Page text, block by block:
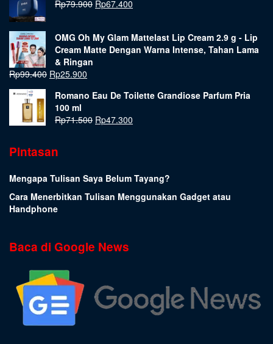
Rp79.900 Rp67.400
OMG Oh My Glam Mattelast Lip Cream 2.9 g - Lip
Cream Matte Dengan Warna Intense, Tahan Lama
& Ringan
Rp99.400 Rp25.900
Romano Eau De Toilette Grandiose Parfum Pria
100 ml
Rp71.500 Rp47.300
Pintasan
Mengapa Tulisan Saya Belum Tayang?
Cara Menerbitkan Tulisan Menggunakan Gadget atau
Handphone
Baca di Google News